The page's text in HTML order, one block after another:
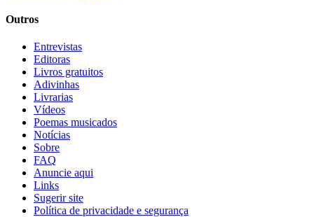
Outros
Entrevistas
Editoras
Livros gratuitos
Adivinhas
Livrarias
Vídeos
Poemas musicados
Notícias
Sobre
FAQ
Anuncie aqui
Links
Sugerir site
Política de privacidade e segurança